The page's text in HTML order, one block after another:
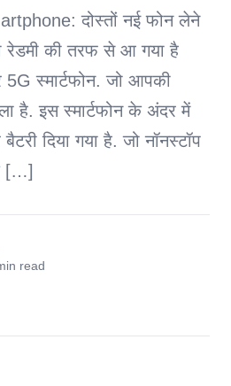
दोस्तों नई फोन लेने
रेडमी की तरफ से आ गया है
स्मार्टफोन. जो आपकी
है. इस स्मार्टफोन के अंदर में
दिया गया है. जो नॉनस्टॉप
[…]
read